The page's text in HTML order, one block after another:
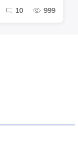
10 999